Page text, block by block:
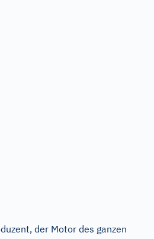
der Motor des ganzen